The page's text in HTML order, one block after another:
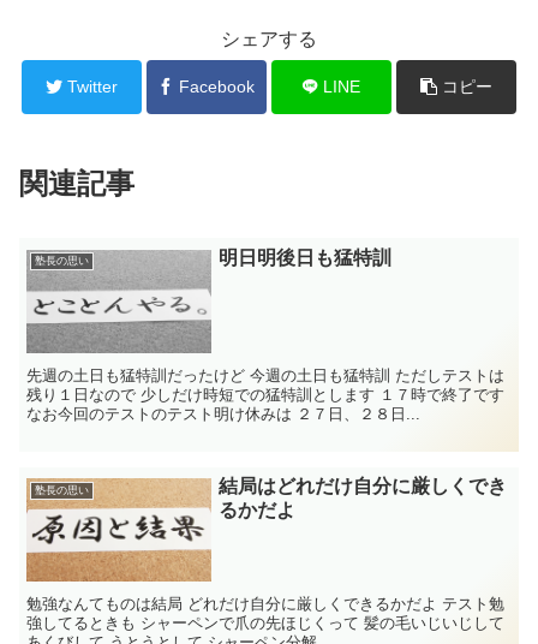
シェアする
Twitter Facebook LINE コピー
関連記事
塾長の思い 明日明後日も猛特訓
先週の土日も猛特訓だったけど 今週の土日も猛特訓 ただしテストは
残り１日なので 少しだけ時短での猛特訓とします １７時で終了です
なお今回のテストのテスト明け休みは ２７日、２８日...
塾長の思い
結局はどれだけ自分に厳しくでき
るかだよ
勉強なんてものは結局 どれだけ自分に厳しくできるかだよ テスト勉
強してるときも シャーペンで爪の先ほじくって 髪の毛いじいじして